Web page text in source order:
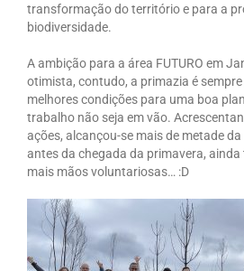
transformação do território e para a
biodiversidade.
A ambição para a área FUTURO em
otimista, contudo, a primazia é
melhores condições para uma boa
trabalho não seja em vão.
ações, alcançou-se mais de metade
antes da chegada da primavera, ainda
mais mãos voluntariosas… :D